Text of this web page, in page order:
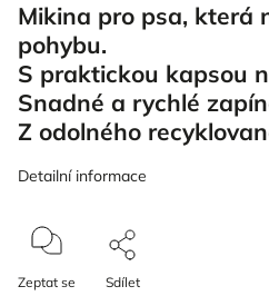
Mikina pro psa, která
pohybu.
S praktickou kapsou
Snadné a rychlé
Z odolného
Detailní informace
Zeptat se Sdílet